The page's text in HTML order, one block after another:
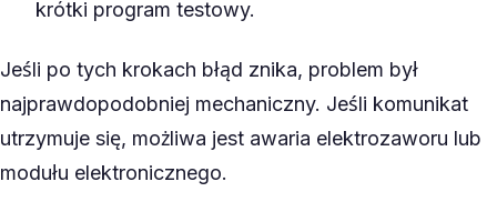
krótki program testowy.
Jeśli po tych krokach błąd znika, problem był
najprawdopodobniej mechaniczny. Jeśli komunikat
utrzymuje się, możliwa jest awaria elektrozaworu lub
modułu elektronicznego.